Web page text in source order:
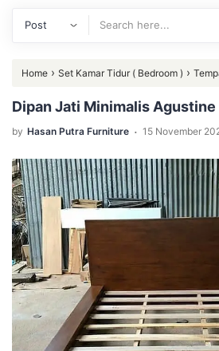
Home › Set Kamar Tidur ( Bedroom ) ›
Jati Minimalis Agustine
Dipan Jati Minimalis Agustine
by Hasan Putra Furniture . 15 November